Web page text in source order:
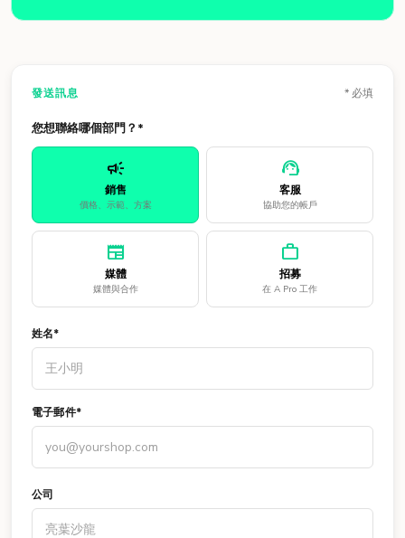
發送訊息 * 必填
您想聯絡哪個部門？*
campaign
銷售
價格、示範、方案
support_agent
客服
協助您的帳戶
newspaper
媒體
媒體與合作
work
招募
在 A Pro 工作
姓名*
電子郵件*
公司